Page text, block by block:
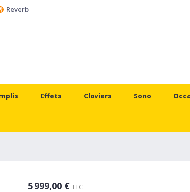
Reverb
Effets Claviers Sono
5 999,00 € TTC